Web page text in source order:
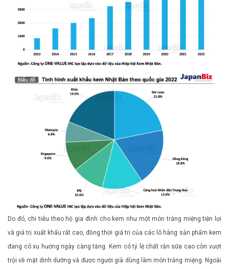
Do đó, chi tiêu theo hộ gia đình cho kem như một món tráng miệng tiện lợi
và giá trị xuất khẩu rất cao, đồng thời giá trị của các lô hàng sản phẩm kem
đang có xu hướng ngày càng tăng. Kem có tỷ lệ chất rắn sữa cao còn vượt
trội về mặt dinh dưỡng và được người già dùng làm món tráng miệng. Ngoài